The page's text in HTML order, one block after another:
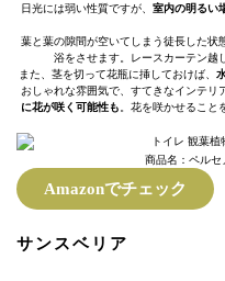
日光には弱い性質ですが、 室内の明るい
葉と葉の隙間が空いてしまう徒長した状
浴をさせます。レースカーテン越
また、茎を切って花瓶に挿しておけば、
おしゃれな雰囲気で、すてきなインテリ
に花が咲く可能性も 。花を咲かせるこ
商品名：ペルセ
Amazonでチェック
サンスベリア